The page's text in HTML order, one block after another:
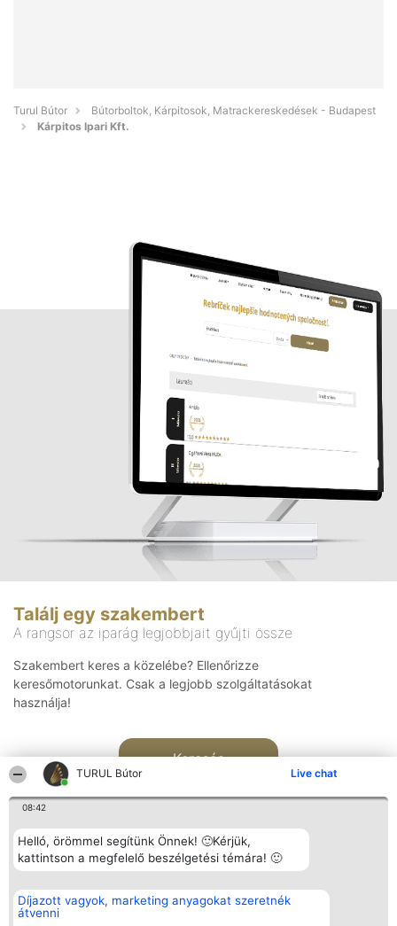
TURUL Bútor Live chat
08:42
Helló, örömmel segítünk Önnek! 🙂Kérjük,
kattintson a megfelelő beszélgetési témára! 🙂
Díjazott vagyok, marketing anyagokat szeretnék
átvenni
Turul Bútor
Bútorboltok, Kárpitosok, Matrackereskedések - Budapest
Kárpitos Ipari Kft.
Találj egy szakembert
A rangsor az iparág legjobbjait gyűjti össze
Szakembert keres a közelébe? Ellenőrizze
keresőmotorunkat. Csak a legjobb szolgáltatásokat
használja!
Keresés
Rangsorszervező
SC Beautiful Company S.R.L.
Bulevardul Aleea Timișul De
Népszavazás
Nyertesek
Elérhetőség
Elérhetőség